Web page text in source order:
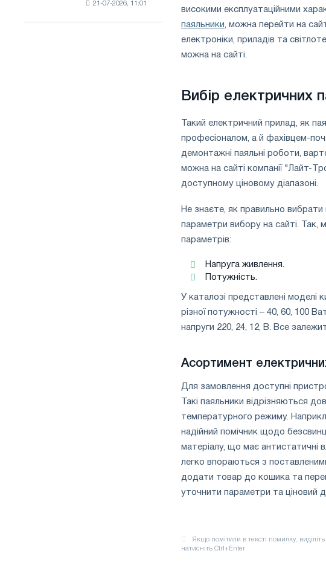
21-07-2026, 11:01
високими експлуатаційними
паяльники, можна перейти на
електроніки, приладів та
можна на сайті.
Вибір електричних
Такий електричний прилад, як
професіоналом, а й фахівцем-
демонтажні паяльні роботи,
можна на сайті компанії "Лайт-
доступному ціновому діапазоні.
Не знаєте, як правильно
параметри вибору на сайті. Так,
параметрів:
Напруга живлення.
Потужність.
У каталозі представлені моделі
різної потужності – 40, 60, 100
напруги 220, 24, 12, В. Все
Асортимент
Для замовлення доступні
Такі паяльники відрізняються
температурного режиму.
надійний помічник щодо
матеріалу, що має антистатичні
легко впораються з
додати товар до кошика та
уточнити параметри та ціновий